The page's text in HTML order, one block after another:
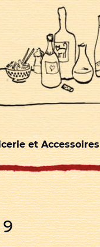
et Accessoires